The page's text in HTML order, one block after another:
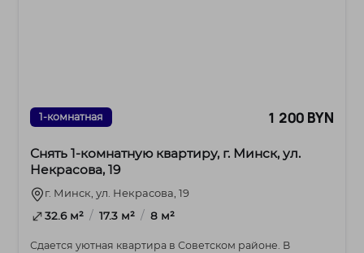
1-комнатная 1 200 BYN
Снять 1-комнатную квартиру, г. Минск, ул.
Некрасова, 19
г. Минск, ул. Некрасова, 19
32.6 м² / 17.3 м² / 8 м²
Сдается уютная квартира в Советском районе. В